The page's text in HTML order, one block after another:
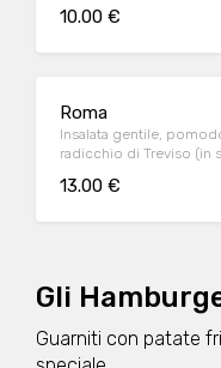
10.00 €
Roma
Insalata gentile,
radicchio di Treviso (in
13.00 €
Gli
Guarniti con patate